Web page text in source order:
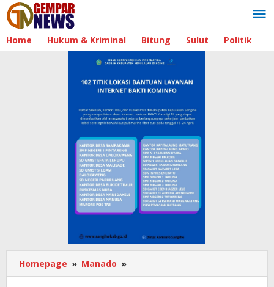
Lewati
ke
konten
Home Hukum & Kriminal Bitung Sulut Politik
Homepage » Manado »
Pemilu